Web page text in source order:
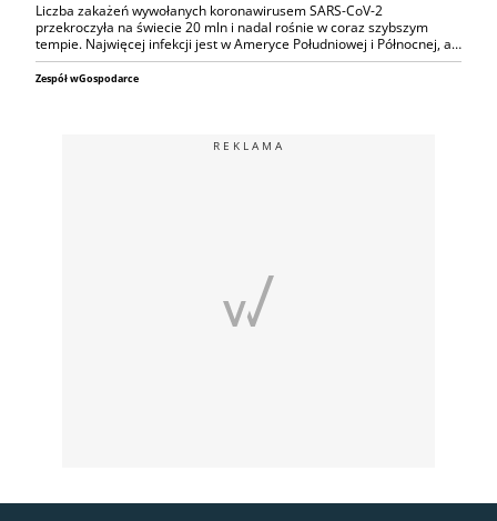
Liczba zakażeń wywołanych koronawirusem SARS-CoV-2
przekroczyła na świecie 20 mln i nadal rośnie w coraz szybszym
tempie. Najwięcej infekcji jest w Ameryce Południowej i Północnej, a…
Zespół wGospodarce
REKLAMA